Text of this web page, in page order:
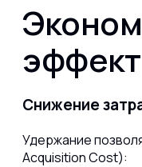
Снижение
Удержание
Acquisition Cost):